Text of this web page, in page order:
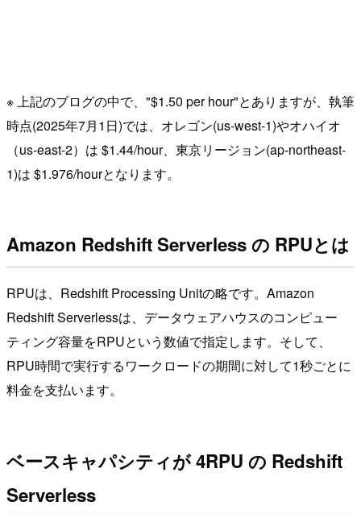
※ 上記のブログの中で、"$1.50 per hour"とありますが、執筆
時点(2025年7月1日)では、オレゴン(us-west-1)やオハイオ
（us-east-2）は $1.44/hour、東京リージョン(ap-northeast-
1)は $1.976/hourとなります。
Amazon Redshift Serverless の RPUとは
RPUは、Redshift Processing Unitの略です。Amazon
Redshift Serverlessは、データウェアハウスのコンピュー
ティング容量をRPUという数値で指定します。そして、
RPU時間で実行するワークロードの期間に対して1秒ごとに
料金を支払います。
ベースキャパシティが 4RPU の Redshift
Serverless